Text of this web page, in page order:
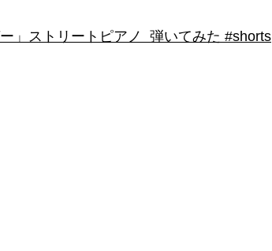
」ストリートピアノ 弾いてみた #shorts